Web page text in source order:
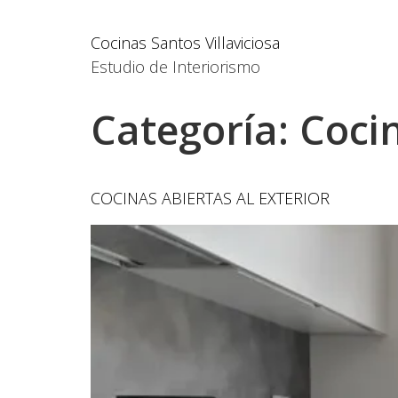
Cocinas Santos Villaviciosa
Estudio de Interiorismo
Categoría:
COCINAS ABIERTAS AL EXTERIOR